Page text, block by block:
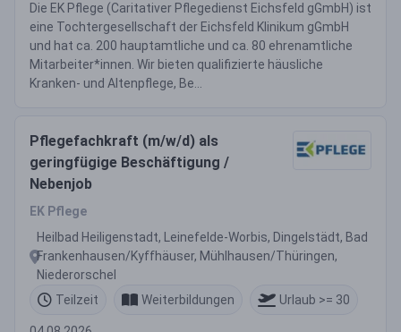
Die EK Pflege (Caritativer Pflegedienst Eichsfeld gGmbH) ist
eine Tochtergesellschaft der Eichsfeld Klinikum gGmbH
und hat ca. 200 hauptamtliche und ca. 80 ehrenamtliche
Mitarbeiter*innen. Wir bieten qualifizierte häusliche
Kranken- und Altenpflege, Be...
Pflegefachkraft (m/w/d) als
geringfügige Beschäftigung /
Nebenjob
EK Pflege
Heilbad Heiligenstadt, Leinefelde-Worbis, Dingelstädt, Bad
Frankenhausen/Kyffhäuser, Mühlhausen/Thüringen,
Niederorschel
Teilzeit
Weiterbildungen Urlaub >= 30